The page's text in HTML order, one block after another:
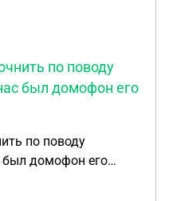
по поводу
был домофон его
по поводу
был домофон его
ключа у нас